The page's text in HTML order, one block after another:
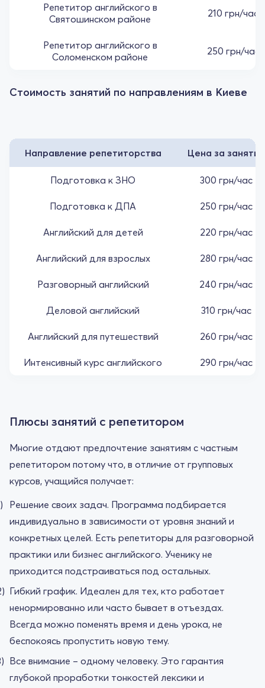
Репетитор английского в
Святошинском районе
210 грн/час
Репетитор английского в
Соломенском районе
250 грн/час
Стоимость занятий по направлениям в Киеве
Направление репетиторства Цена за занятие
Подготовка к ЗНО 300 грн/час
Подготовка к ДПА 250 грн/час
Английский для детей 220 грн/час
Английский для взрослых 280 грн/час
Разговорный английский 240 грн/час
Деловой английский 310 грн/час
Английский для путешествий 260 грн/час
Интенсивный курс английского 290 грн/час
Плюсы занятий с репетитором
Многие отдают предпочтение занятиям с частным
репетитором потому что, в отличие от групповых
курсов, учащийся получает:
Решение своих задач. Программа подбирается
индивидуально в зависимости от уровня знаний и
конкретных целей. Есть репетиторы для разговорной
практики или бизнес английского. Ученику не
приходится подстраиваться под остальных.
Гибкий график. Идеален для тех, кто работает
ненормированно или часто бывает в отъездах.
Всегда можно поменять время и день урока, не
беспокоясь пропустить новую тему.
Все внимание – одному человеку. Это гарантия
глубокой проработки тонкостей лексики и